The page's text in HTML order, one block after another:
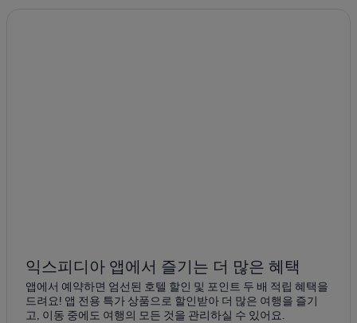
익스피디아 앱에서 즐기는 더 많은 혜택
앱에서 예약하면 엄선된 호텔 할인 및 포인트 두 배 적립 혜택을
드려요! 앱 전용 특가 상품으로 할인받아 더 많은 여행을 즐기
고, 이동 중에도 여행의 모든 것을 관리하실 수 있어요.